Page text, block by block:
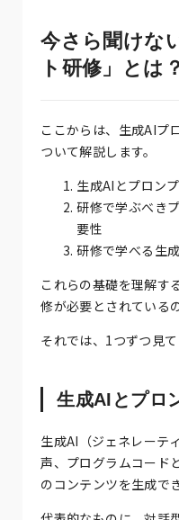
今さら聞けな
ト研修」とは
ここからは、生成AIプ
ついて解説します。
生成AIとプロン
研修で学ぶべき
要性
研修で学べる生
これらの基礎を理解す
修が必要とされている
それでは、1つずつ見て
生成AIとプロ
生成AI（ジェネレーテ
声、プログラムコード
のコンテンツを生成で